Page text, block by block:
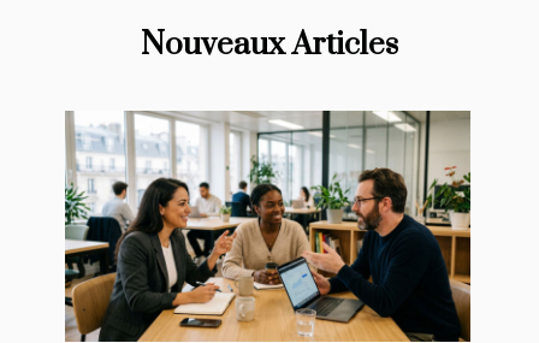
Nouveaux Articles